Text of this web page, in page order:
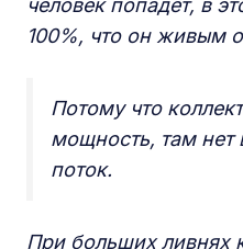
человек попадёт, в
100%, что он живым
Потому что
мощность, там нет
поток.
При больших ливнях